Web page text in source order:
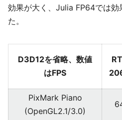
効果が大く、Julia FP64では効
た。
D3D12を省略、数値
はFPS
PixMark Piano
(OpenGL2.1/3.0)